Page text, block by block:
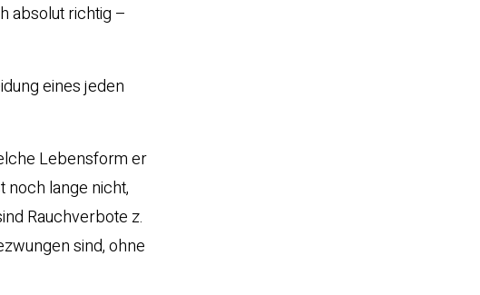
absolut richtig –
eines jeden
Lebensform er
noch lange nicht,
Rauchverbote z.
sind, ohne